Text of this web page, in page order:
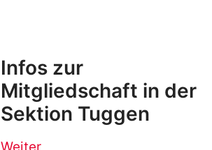
Infos zur
Mitgliedschaft in der
Sektion Tuggen